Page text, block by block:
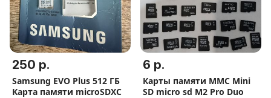
250 р.
Samsung EVO Plus 512 ГБ
Карта памяти microSDXC
6 р.
Карты памяти MMC Mini
SD micro sd M2 Pro Duo